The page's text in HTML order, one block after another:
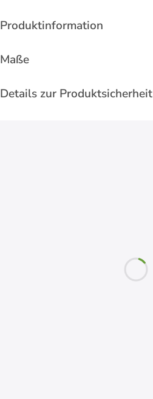
Produktinformation
Maße
Details zur Produktsicherheit